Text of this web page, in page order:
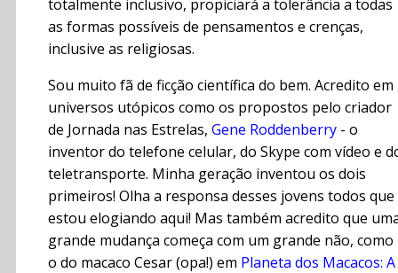
totalmente inclusivo, propiciará a tolerância a todas
as formas possíveis de pensamentos e crenças,
inclusive as religiosas.
Sou muito fã de ficção científica do bem. Acredito em
universos utópicos como os propostos pelo criador
de Jornada nas Estrelas, Gene Roddenberry - o
inventor do telefone celular, do Skype com vídeo e
teletransporte. Minha geração inventou os dois
primeiros! Olha a responsa desses jovens todos que
estou elogiando aqui! Mas também acredito que
grande mudança começa com um grande não, como
o do macaco Cesar (opa!) em Planeta dos Macacos: A